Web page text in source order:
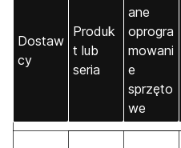
Dostaw
cy
Produk
t lub
seria
ane
oprogra
mowani
e
sprzęto
we